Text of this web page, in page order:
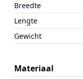
Breedte
Lengte
Gewicht
Materiaal